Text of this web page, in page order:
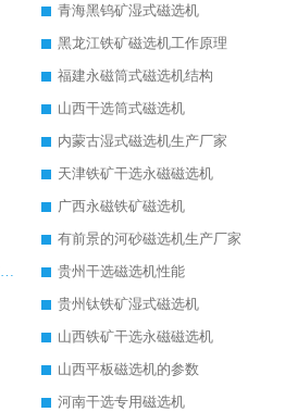
青海黑钨矿湿式磁选机
黑龙江铁矿磁选机工作原理
福建永磁筒式磁选机结构
山西干选筒式磁选机
内蒙古湿式磁选机生产厂家
天津铁矿干选永磁磁选机
广西永磁铁矿磁选机
有前景的河砂磁选机生产厂家
什么牌子的河砂磁选机选矿效果好
贵州干选磁选机性能
贵州钛铁矿湿式磁选机
山西铁矿干选永磁磁选机
山西平板磁选机的参数
河南干选专用磁选机